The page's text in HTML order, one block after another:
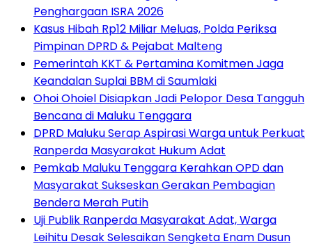
Penghargaan ISRA 2026
Kasus Hibah Rp12 Miliar Meluas, Polda Periksa
Pimpinan DPRD & Pejabat Malteng
Pemerintah KKT & Pertamina Komitmen Jaga
Keandalan Suplai BBM di Saumlaki
Ohoi Ohoiel Disiapkan Jadi Pelopor Desa Tangguh
Bencana di Maluku Tenggara
DPRD Maluku Serap Aspirasi Warga untuk Perkuat
Ranperda Masyarakat Hukum Adat
Pemkab Maluku Tenggara Kerahkan OPD dan
Masyarakat Sukseskan Gerakan Pembagian
Bendera Merah Putih
Uji Publik Ranperda Masyarakat Adat, Warga
Leihitu Desak Selesaikan Sengketa Enam Dusun